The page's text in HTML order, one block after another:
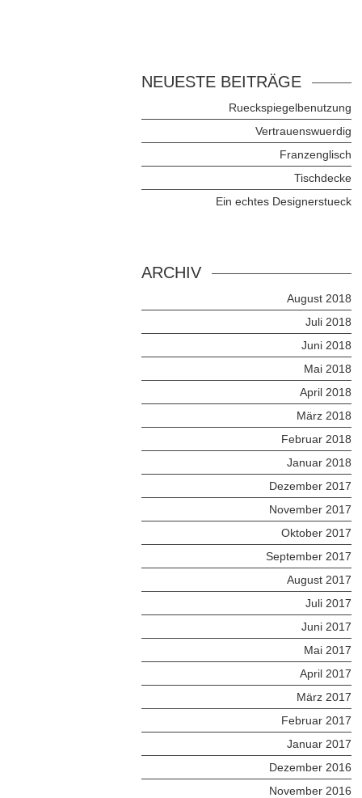
NEUESTE BEITRÄGE
Rueckspiegelbenutzung
Vertrauenswuerdig
Franzenglisch
Tischdecke
Ein echtes Designerstueck
ARCHIV
August 2018
Juli 2018
Juni 2018
Mai 2018
April 2018
März 2018
Februar 2018
Januar 2018
Dezember 2017
November 2017
Oktober 2017
September 2017
August 2017
Juli 2017
Juni 2017
Mai 2017
April 2017
März 2017
Februar 2017
Januar 2017
Dezember 2016
November 2016